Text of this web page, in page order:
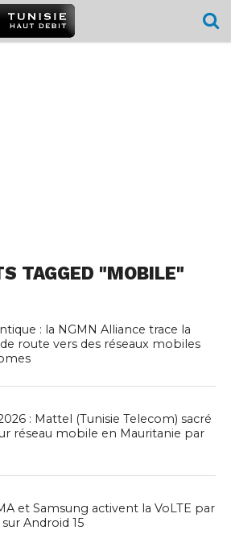
TAGGED "MOBILE"
: la NGMN Alliance trace la
route vers des réseaux mobiles
: Mattel (Tunisie Telecom) sacré
réseau mobile en Mauritanie par
et Samsung activent la VoLTE par
Android 15